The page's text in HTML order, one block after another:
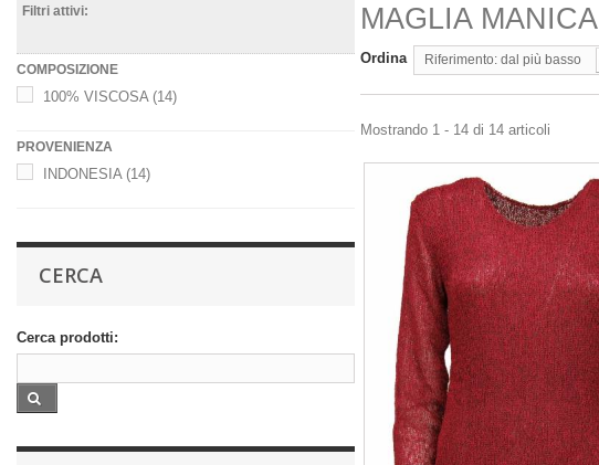
Filtri attivi:
COMPOSIZIONE
100% VISCOSA(14)
PROVENIENZA
INDONESIA(14)
CERCA
Cerca prodotti:
MAGLIA
Ordina Riferimento: dal più basso
Mostrando 1 - 14 di 14 articoli